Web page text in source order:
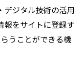
デジタル技術の活用
報をサイトに登録す
うことができる機